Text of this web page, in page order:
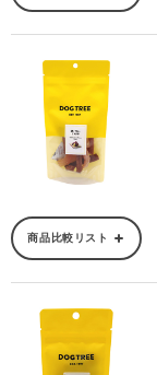
商品比較リスト